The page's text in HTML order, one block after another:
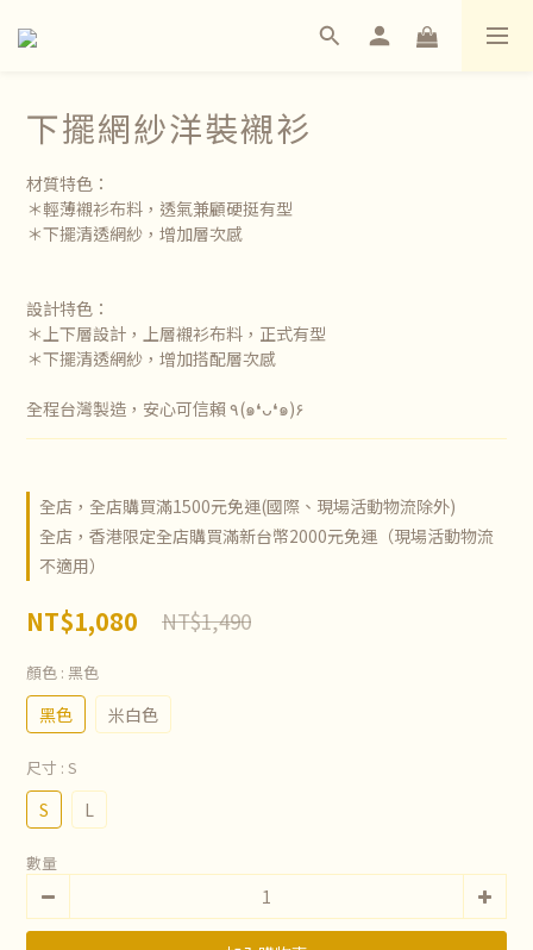
下擺網紗洋裝襯衫
材質特色：
＊輕薄襯衫布料，透氣兼顧硬挺有型
＊下擺清透網紗，增加層次感
設計特色：
＊上下層設計，上層襯衫布料，正式有型
＊下擺清透網紗，增加搭配層次感
全程台灣製造，安心可信賴 ٩(๑❛ᴗ❛๑)۶
全店，全店購買滿1500元免運(國際、現場活動物流除外)
全店，香港限定全店購買滿新台幣2000元免運（現場活動物流
不適用）
NT$1,080 NT$1,490
顏色 : 黑色
黑色 米白色
尺寸 : S
S L
數量